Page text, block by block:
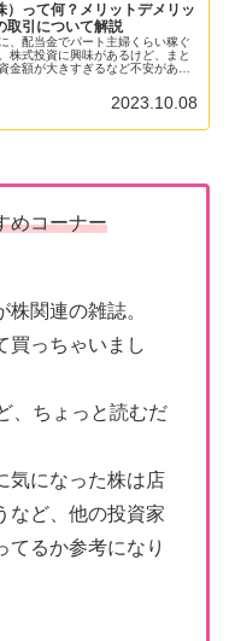
）って何？メリットデメリッ
取引について解説
、配当金でパート主婦くらい稼ぐ
株式投資に興味があるけど、まと
金額が大きすぎるなど不安があり
2023.10.08
めコーナー
関連の雑誌。
買っちゃいまし
、ちょっと読むだ
気になった株は店
など、他の投資家
てるか参考になり